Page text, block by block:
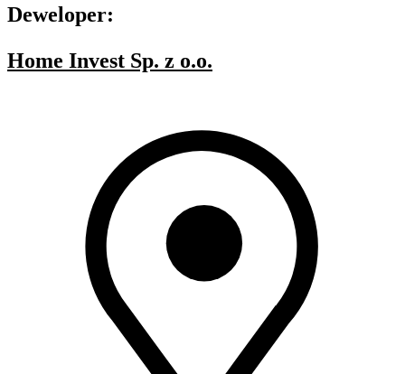
Deweloper:
Home Invest Sp. z o.o.